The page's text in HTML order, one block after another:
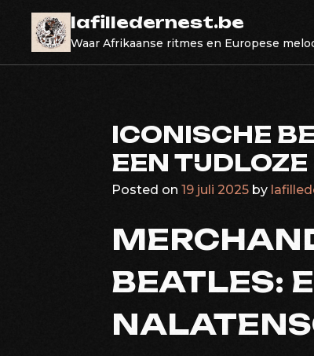
content
lafilledernest.be
Waar Afrikaanse ritmes en Europese
ICONISCHE
EEN
Posted on 19 juli 2025 by
BEATLES: